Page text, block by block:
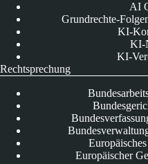
AI
Grundrechte-
KI-
KI-
KI-
Rechtsprechung
Europäischer